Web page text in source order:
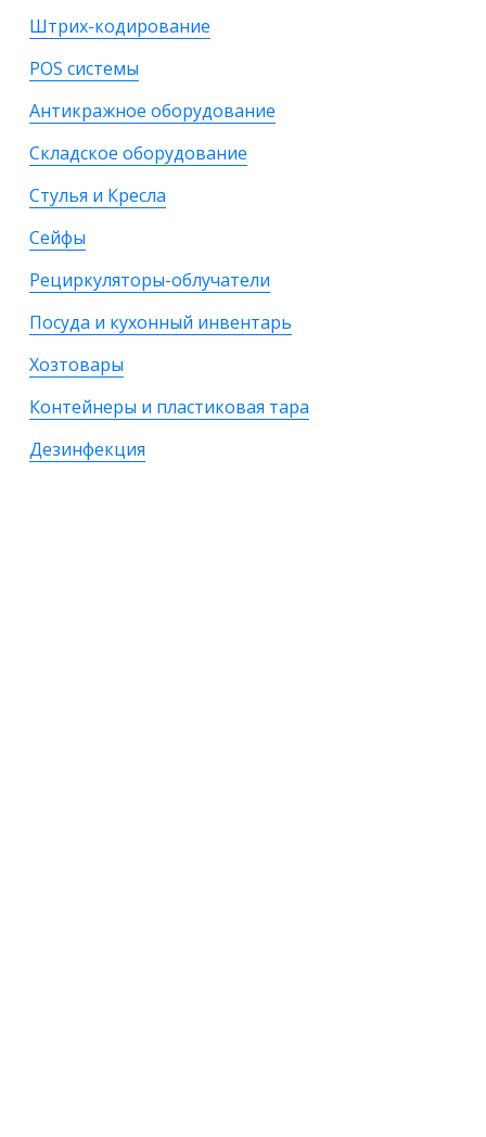
Штрих-кодирование
POS системы
Антикражное оборудование
Складское оборудование
Стулья и Кресла
Сейфы
Рециркуляторы-облучатели
Посуда и кухонный инвентарь
Хозтовары
Контейнеры и пластиковая тара
Дезинфекция